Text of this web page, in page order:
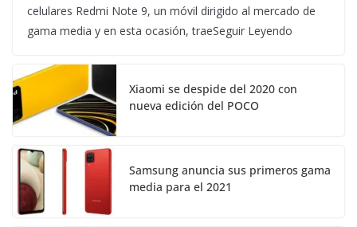
celulares Redmi Note 9, un móvil dirigido al mercado de
gama media y en esta ocasión, traeSeguir Leyendo
Xiaomi se despide del 2020 con
nueva edición del POCO
Samsung anuncia sus primeros gama
media para el 2021